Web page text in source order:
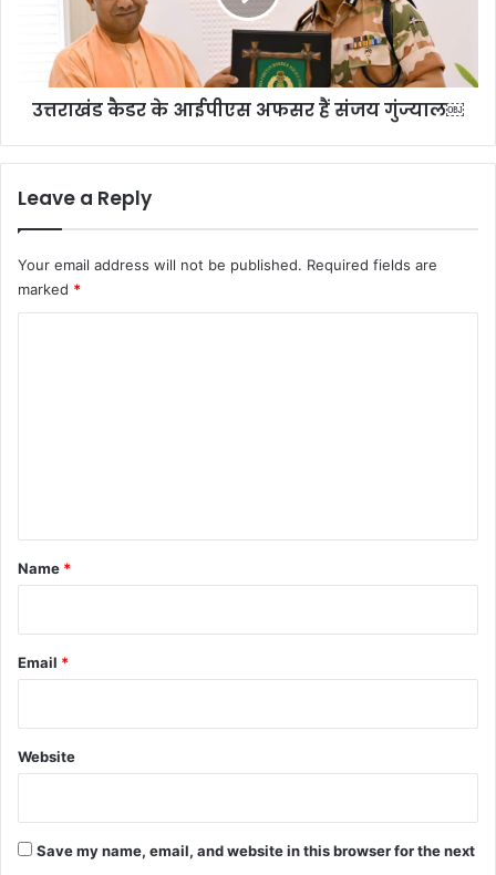
उत्तराखंड कैडर के आईपीएस अफसर हैं संजय गुंज्याल￼
Leave a Reply
Your email address will not be published. Required fields are
marked *
*
Name *
Email *
Website
Save my name, email, and website in this browser for the next